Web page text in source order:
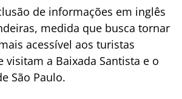
de informações em inglês
medida que busca tornar
acessível aos turistas
visitam a Baixada Santista e o
São Paulo.